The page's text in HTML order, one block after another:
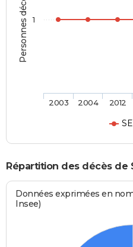
Personnes décédées
2003 2004 2012
1
Répartition des décès de
Données exprimées en
Insee)